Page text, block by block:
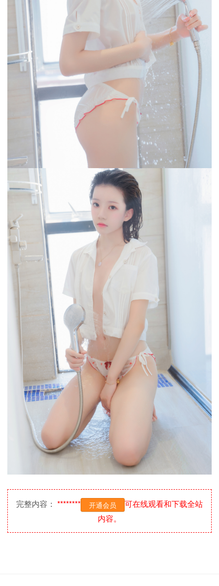
完整内容： ******** 开通会员
可在线观看和下载全站
内容。